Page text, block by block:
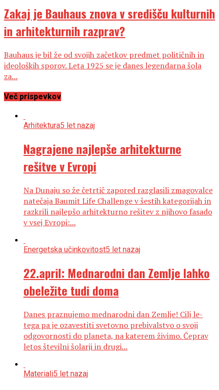
Zakaj je Bauhaus znova v središču kulturnih
in arhitekturnih razprav?
Bauhaus je bil že od svojih začetkov predmet političnih in
ideoloških sporov. Leta 1925 se je danes legendarna šola
za...
Več prispevkov
Arhitektura5 let nazaj
Nagrajene najlepše arhitekturne
rešitve v Evropi
Na Dunaju so že četrtič zapored razglasili zmagovalce
natečaja Baumit Life Challenge v šestih kategorijah in
razkrili najlepšo arhitekturno rešitev z njihovo fasado
v vsej Evropi:...
Energetska učinkovitost5 let nazaj
22.april: Mednarodni dan Zemlje lahko
obeležite tudi doma
Danes praznujemo mednarodni dan Zemlje! Cilj le-
tega pa je ozavestiti svetovno prebivalstvo o svoji
odgovornosti do planeta, na katerem živimo. Čeprav
letos številni šolarji in drugi...
Materiali5 let nazaj